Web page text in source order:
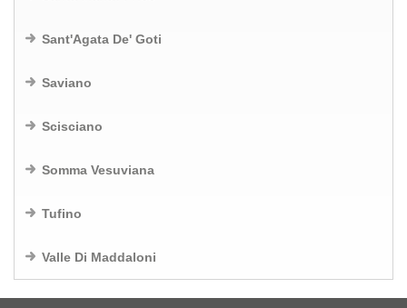
Sant'Agata De' Goti
Saviano
Scisciano
Somma Vesuviana
Tufino
Valle Di Maddaloni